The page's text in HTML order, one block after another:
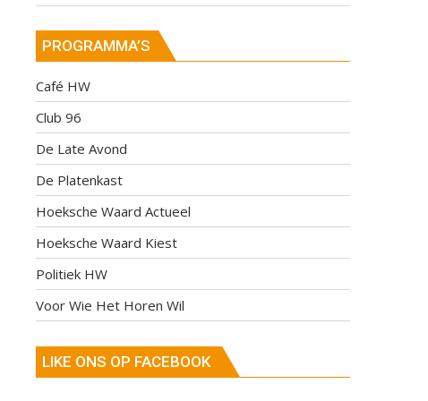
PROGRAMMA’S
Café HW
Club 96
De Late Avond
De Platenkast
Hoeksche Waard Actueel
Hoeksche Waard Kiest
Politiek HW
Voor Wie Het Horen Wil
LIKE ONS OP FACEBOOK